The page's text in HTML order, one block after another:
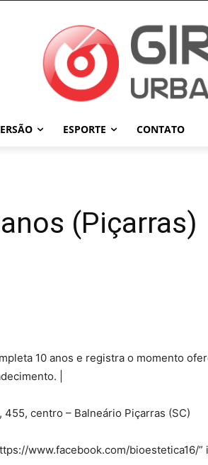
ESPORTE CONTATO
(Piçarras)
10 anos e registra o momento
|
455, centro – Balneário Piçarras (SC)
www.facebook.com/bioestetica16/